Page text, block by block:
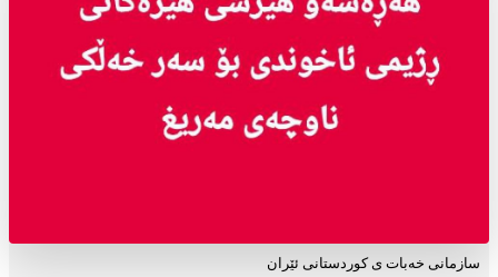
سازمانی خەبات ی کوردستانی ئێران